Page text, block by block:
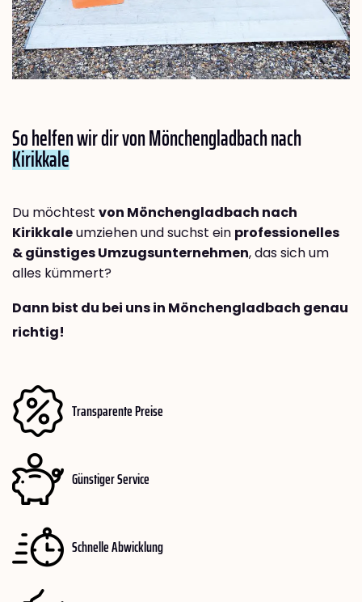
So helfen wir dir von Mönchengladbach nach
Kirikkale
Du möchtest von Mönchengladbach nach
Kirikkaleumziehen und suchst ein professionelles
& günstiges Umzugsunternehmen, das sich um
alles kümmert?
Dann bist du bei uns in Mönchengladbach genau
richtig!
Transparente Preise
Günstiger Service
Schnelle Abwicklung